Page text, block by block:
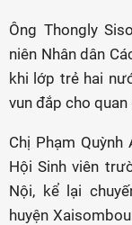
Ông Thongly
niên Nhân dân
khi lớp trẻ hai
vun đắp cho
Chị Phạm
Hội Sinh viên
Nội, kể lại
huyện